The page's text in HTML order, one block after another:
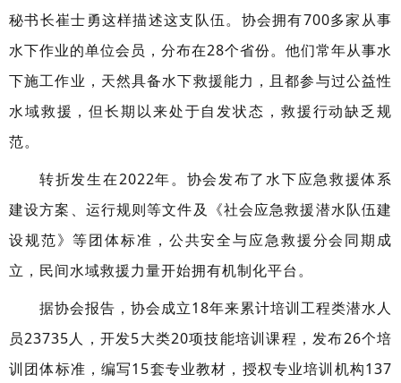
秘书长崔士勇这样描述这支队伍。协会拥有700多家从事
水下作业的单位会员，分布在28个省份。他们常年从事水
下施工作业，天然具备水下救援能力，且都参与过公益性
水域救援，但长期以来处于自发状态，救援行动缺乏规
范。
转折发生在2022年。协会发布了水下应急救援体系
建设方案、运行规则等文件及《社会应急救援潜水队伍建
设规范》等团体标准，公共安全与应急救援分会同期成
立，民间水域救援力量开始拥有机制化平台。
据协会报告，协会成立18年来累计培训工程类潜水人
员23735人，开发5大类20项技能培训课程，发布26个培
训团体标准，编写15套专业教材，授权专业培训机构137